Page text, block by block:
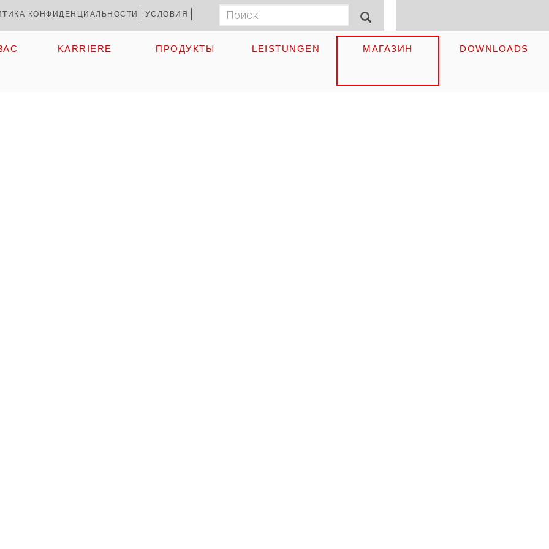
КОНФИДЕНЦИАЛЬНОСТИ УСЛОВИЯ Suchformular
Поиск ПОИСК
KARRIERE ПРОДУКТЫ LEISTUNGEN МАГАЗИН DOWNLOADS